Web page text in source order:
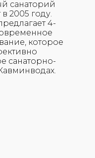
санаторий
2005 году.
4-
которое
санаторно-